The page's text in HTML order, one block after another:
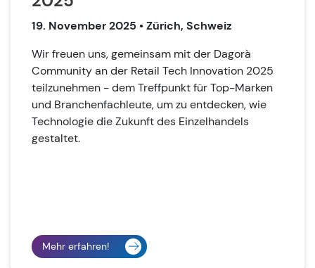
19. November 2025 • Zürich, Schweiz
Wir freuen uns, gemeinsam mit der Dagorà
Community an der Retail Tech Innovation 2025
teilzunehmen - dem Treffpunkt für Top-Marken
und Branchenfachleute, um zu entdecken, wie
Technologie die Zukunft des Einzelhandels
gestaltet.
Mehr erfahren!